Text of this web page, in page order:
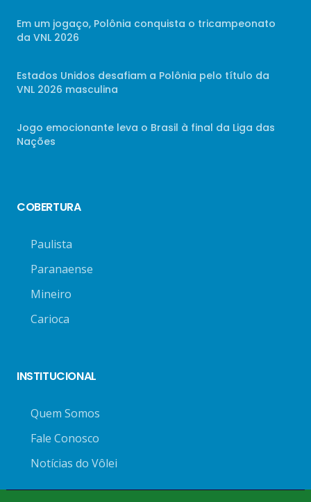
Em um jogaço, Polônia conquista o tricampeonato
da VNL 2026
Estados Unidos desafiam a Polônia pelo título da
VNL 2026 masculina
Jogo emocionante leva o Brasil à final da Liga das
Nações
COBERTURA
Paulista
Paranaense
Mineiro
Carioca
INSTITUCIONAL
Quem Somos
Fale Conosco
Notícias do Vôlei